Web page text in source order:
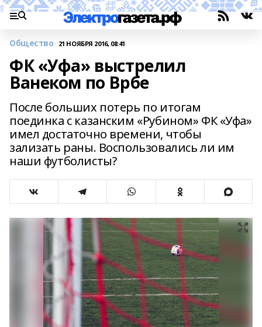
Общество 21 НОЯБРЯ 2016, 08:41
ФК «Уфа» выстрелил
Ванеком по Врбе
После больших потерь по итогам
поединка с казанским «Рубином» ФК «Уфа»
имел достаточно времени, чтобы
зализать раны. Воспользовались ли им
наши футболисты?